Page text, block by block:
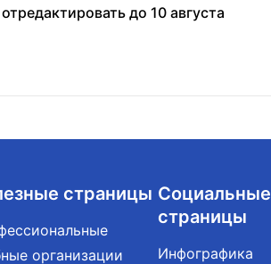
до 10 августа
страницы
организации
Социальные
страницы
Инфографика